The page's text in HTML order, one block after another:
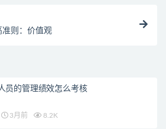
准则：价值观
员的管理绩效怎么考核
3月前 8.2K